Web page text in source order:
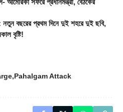
সফরে প্রধানমন্ত্রী, বৈঠকের
বছরের প্রথম দিনে দুই শহরে দুই ছবি,
বৃষ্টি!
Pahalgam Attack